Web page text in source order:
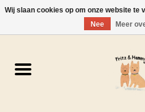
NL-EN
Wij slaan cookies op om onze website te
Nee
Meer